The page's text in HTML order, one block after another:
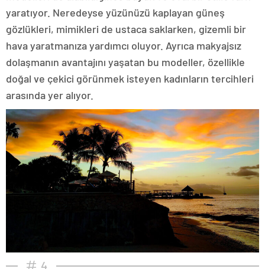
yaratıyor. Neredeyse yüzünüzü kaplayan güneş
gözlükleri, mimikleri de ustaca saklarken, gizemli bir
hava yaratmanıza yardımcı oluyor. Ayrıca makyajsız
dolaşmanın avantajını yaşatan bu modeller, özellikle
doğal ve çekici görünmek isteyen kadınların tercihleri
arasında yer alıyor.
4